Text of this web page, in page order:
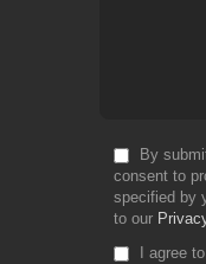
By
consent to
specified by
to our
I agree